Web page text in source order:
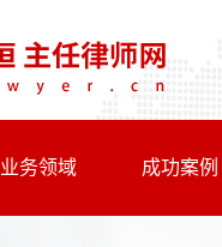
业务领域 成功案例